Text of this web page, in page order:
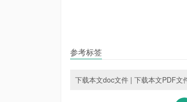
参考标签
下载本文doc文件 | 下载本文PDF文